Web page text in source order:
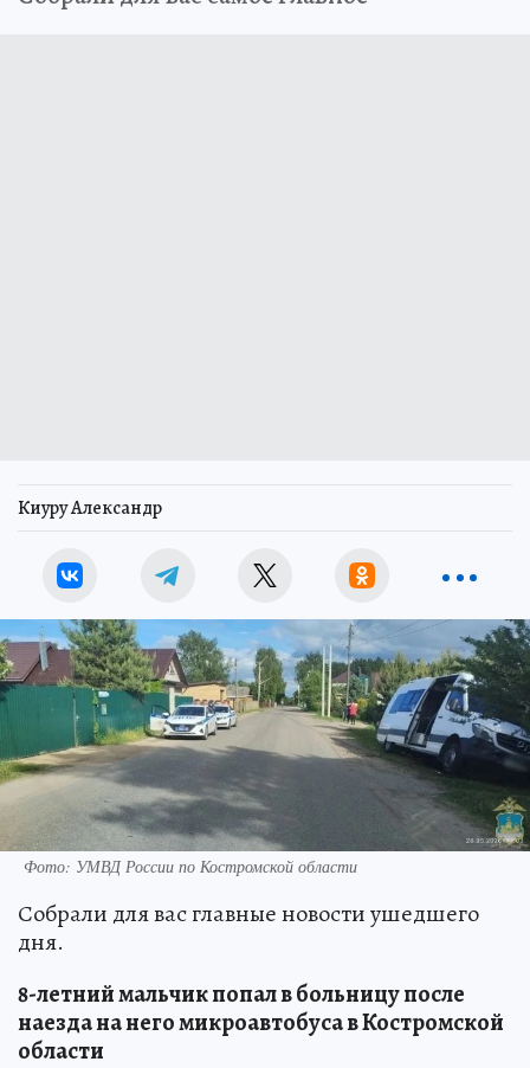
Киуру Александр
Фото: УМВД России по Костромской области
Собрали для вас главные новости ушедшего
дня.
8-летний мальчик попал в больницу после
наезда на него микроавтобуса в Костромской
области